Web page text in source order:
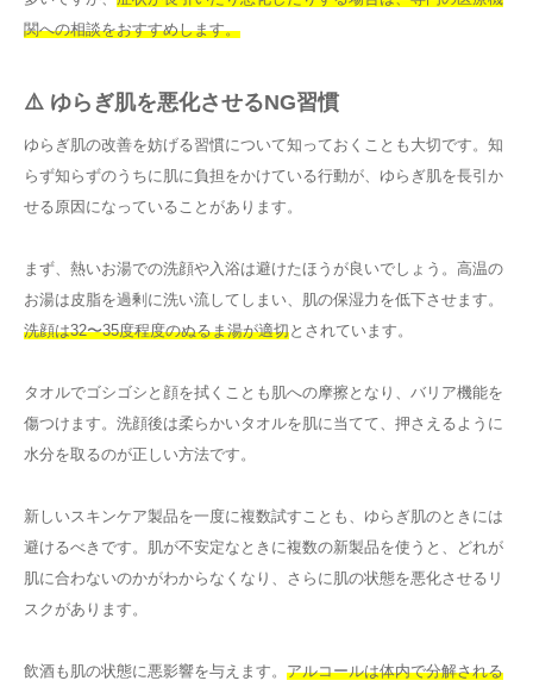
関への相談をおすすめします。
⚠️ ゆらぎ肌を悪化させるNG習慣
ゆらぎ肌の改善を妨げる習慣について知っておくことも大切です。知
らず知らずのうちに肌に負担をかけている行動が、ゆらぎ肌を長引か
せる原因になっていることがあります。
まず、熱いお湯での洗顔や入浴は避けたほうが良いでしょう。高温の
お湯は皮脂を過剰に洗い流してしまい、肌の保湿力を低下させます。
洗顔は32〜35度程度のぬるま湯が適切とされています。
タオルでゴシゴシと顔を拭くことも肌への摩擦となり、バリア機能を
傷つけます。洗顔後は柔らかいタオルを肌に当てて、押さえるように
水分を取るのが正しい方法です。
新しいスキンケア製品を一度に複数試すことも、ゆらぎ肌のときには
避けるべきです。肌が不安定なときに複数の新製品を使うと、どれが
肌に合わないのかがわからなくなり、さらに肌の状態を悪化させるリ
スクがあります。
飲酒も肌の状態に悪影響を与えます。 アルコールは体内で分解される